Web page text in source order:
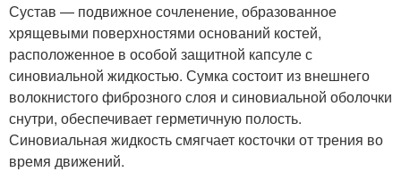
Сустав — подвижное сочленение, образованное
хрящевыми поверхностями оснований костей,
расположенное в особой защитной капсуле с
синовиальной жидкостью. Сумка состоит из внешнего
волокнистого фиброзного слоя и синовиальной оболочки
снутри, обеспечивает герметичную полость.
Синовиальная жидкость смягчает косточки от трения во
время движений.